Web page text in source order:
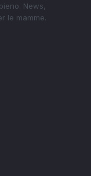
News,
le mamme.